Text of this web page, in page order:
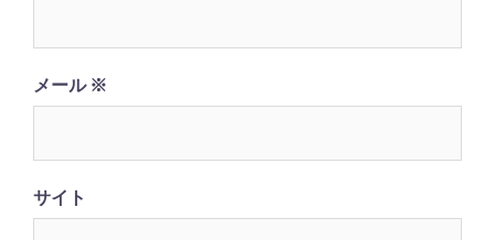
メール ※
サイト